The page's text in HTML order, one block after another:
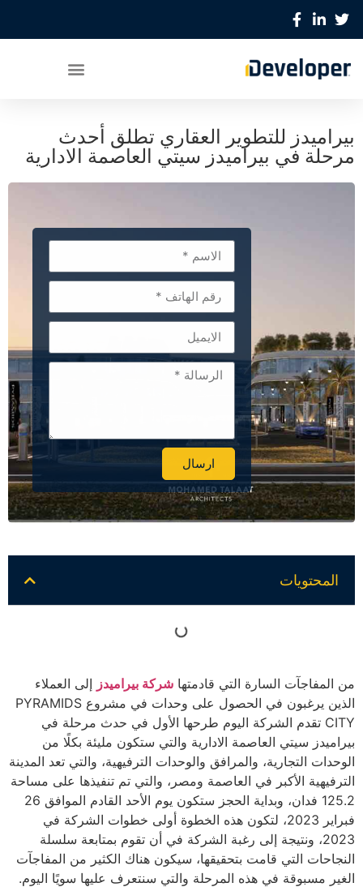
بيراميدز للتطوير العقاري تطلق أحدث
مرحلة في بيراميدز سيتي العاصمة الادارية
ارسال
Alternative:
المحتويات
من المفاجآت السارة التي قادمتها شركة بيراميدز إلى العملاء
الذين يرغبون في الحصول على وحدات في مشروع PYRAMIDS
CITY تقدم الشركة اليوم طرحها الأول في حدث مرحلة في
بيراميدز سيتي العاصمة الادارية والتي ستكون مليئة بكلًا من
الوحدات التجارية، والمرافق والوحدات الترفيهية، والتي تعد المدينة
الترفيهية الأكبر في العاصمة ومصر، والتي تم تنفيذها على مساحة
125.2 فدان، وبداية الحجز ستكون يوم الأحد القادم الموافق 26
فبراير 2023، لتكون هذه الخطوة أولى خطوات الشركة في
2023، ونتيجة إلى رغبة الشركة في أن تقوم بمتابعة سلسلة
النجاحات التي قامت بتحقيقها، سيكون هناك الكثير من المفاجآت
الغير مسبوقة في هذه المرحلة والتي سنتعرف عليها سويًا اليوم.